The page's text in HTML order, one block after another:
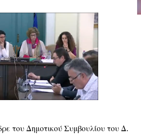
του Δημοτικού Συμβουλίου του Δ.